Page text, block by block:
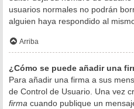
usuarios normales no podrán
alguien haya respondido al
Arriba
¿Cómo se puede añadir una
Para añadir una firma a sus
de Control de Usuario. Una vez
firma cuando publique un